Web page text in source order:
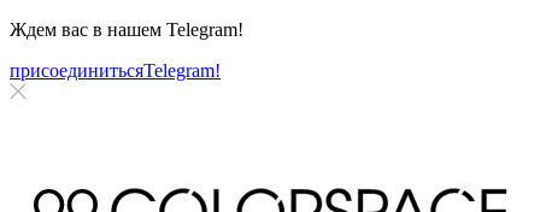
Ждем вас в нашем Telegram!
присоединитьсяTelegram!